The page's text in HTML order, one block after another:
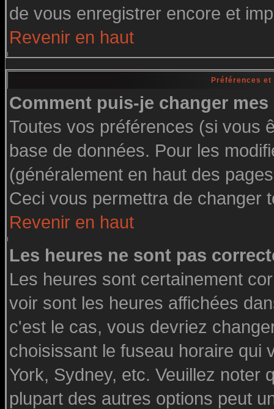
de vous enregistrer encore et
Revenir en haut
Préférences
Comment puis-je changer
Toutes vos préférences (si vous
base de données. Pour les
(généralement en haut des
Ceci vous permettra de changer
Revenir en haut
Les heures ne sont pas
Les heures sont certainement
voir sont les heures affichées
c'est le cas, vous devriez
choisissant le fuseau horaire qui
York, Sydney, etc. Veuillez noter
plupart des autres options peut